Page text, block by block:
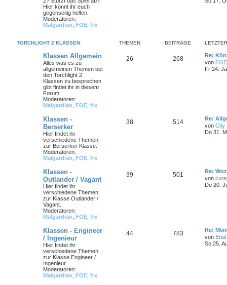
Hier könnt ihr euch
gegenseitig helfen.
Moderatoren:
Malgardian FOE frx
TORCHLIGHT 2 KLASSEN THEMEN BEITRÄGE
Klassen Allgemein
Alles was es zu
allgemeinen Themen bei
den Torchlight 2
Klassen zu besprechen
gibt findet ihr in diesem
Forum.
Moderatoren:
Malgardian FOE frx
26 268
Re:
von FOE
Fr 24.
Klassen -
Berserker
Hier findet ihr
verschiedene Themen
zur Berserker Klasse.
Moderatoren:
Malgardian FOE frx
38 514
Re:
von City
Do 31.
Klassen -
Outlander / Vagant
Hier findet ihr
verschiedene Themen
zur Klasse Outlander /
Vagant.
Moderatoren:
Malgardian FOE frx
39 501
Re:
von
Do 20.
Klassen - Engineer
/ Ingenieur
Hier findet ihr
verschiedene Themen
zur Klasse Engineer /
Ingenieur.
Moderatoren:
Malgardian FOE frx
44 783
Re:
von Erial
So 25.